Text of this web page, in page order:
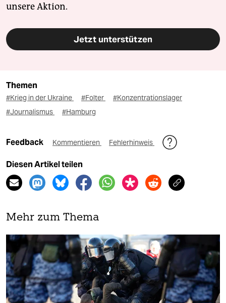
unsere Aktion.
Jetzt unterstützen
Themen
#Krieg in der Ukraine #Folter
#Konzentrationslager
#Journalismus
#Hamburg
Feedback Kommentieren Fehlerhinweis
Diesen Artikel teilen
Mehr zum Thema